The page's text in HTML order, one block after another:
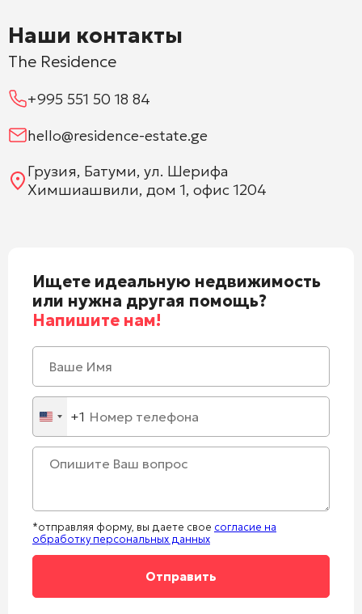
Наши контакты
The Residence
+995 551 50 18 84
hello@residence-estate.ge
Грузия, Батуми, ул. Шерифа
Химшиашвили, дом 1, офис 1204
Ищете идеальную недвижимость
или нужна другая помощь?
Напишите нам!
United
States
+1
+1
*отправляя форму, вы даете свое согласие на
обработку персональных данных